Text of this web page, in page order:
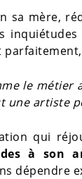
sa mère,
le métier
une artiste
qui
à son
dépendre